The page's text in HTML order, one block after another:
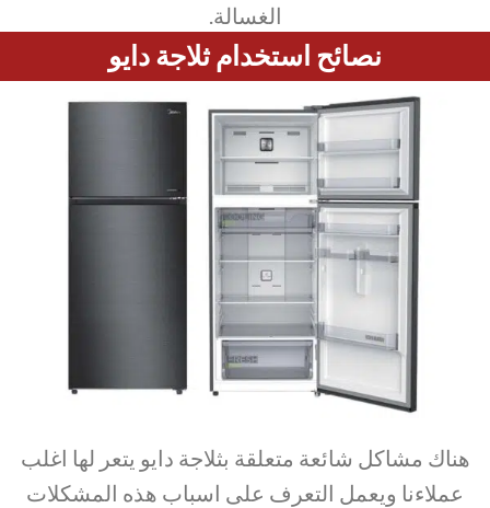
الغسالة.
نصائح استخدام ثلاجة دايو
هناك مشاكل شائعة متعلقة بثلاجة دايو يتعر لها اغلب
عملاءنا ويعمل التعرف على اسباب هذه المشكلات